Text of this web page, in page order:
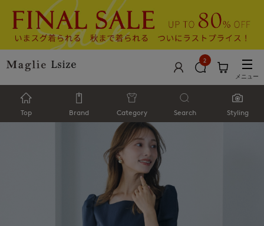
2
メニュー
Top Brand Category Search Styling